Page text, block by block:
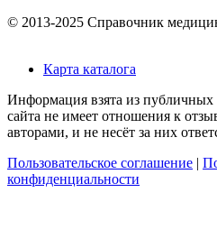
© 2013-2025 Справочник
Карта каталога
Информация взята из
сайта не имеет отношения к
авторами, и не несёт за них
Пользовательское соглашение |
конфиденциальности